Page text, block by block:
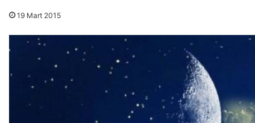
19 Mart 2015